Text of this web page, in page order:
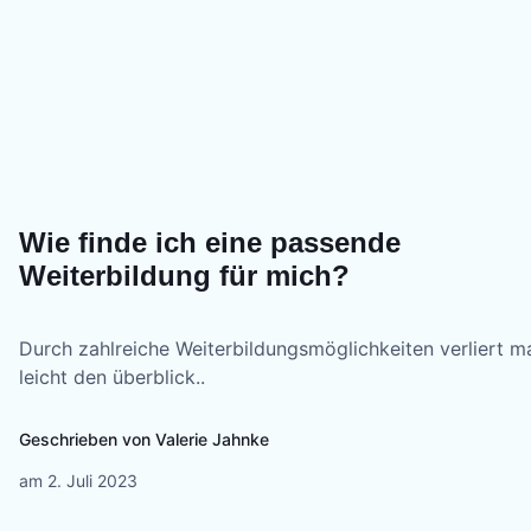
Wie finde ich eine passende
Weiterbildung für mich?
Durch zahlreiche Weiterbildungsmöglichkeiten verliert
leicht den überblick..
Geschrieben von Valerie Jahnke
am 2. Juli 2023